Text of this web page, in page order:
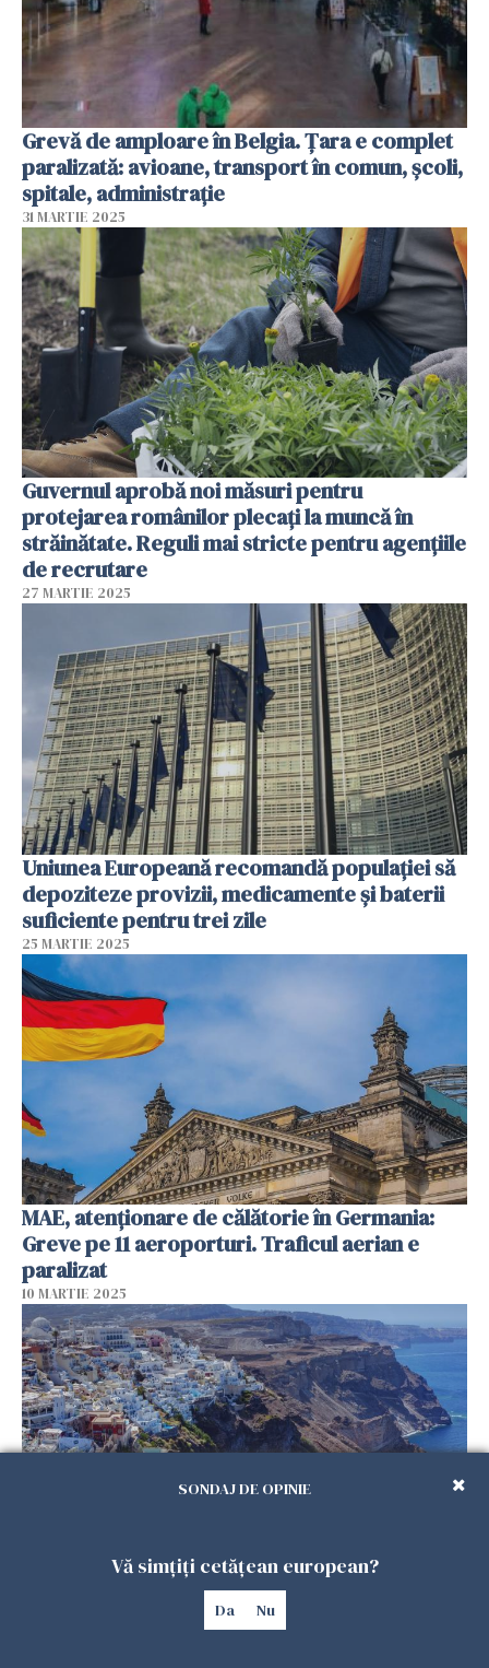
Grevă de amploare în Belgia. Țara e complet
paralizată: avioane, transport în comun, școli,
spitale, administrație
31 MARTIE 2025
Guvernul aprobă noi măsuri pentru
protejarea românilor plecați la muncă în
străinătate. Reguli mai stricte pentru agenţiile
de recrutare
27 MARTIE 2025
Uniunea Europeană recomandă populației să
depoziteze provizii, medicamente și baterii
suficiente pentru trei zile
25 MARTIE 2025
MAE, atenționare de călătorie în Germania:
Greve pe 11 aeroporturi. Traficul aerian e
paralizat
10 MARTIE 2025
MAE, atenţionare de călătorie în Grecia:
Activitate seismică în Santorini
SONDAJ DE OPINIE
Vă simțiți cetățean european?
Da Nu